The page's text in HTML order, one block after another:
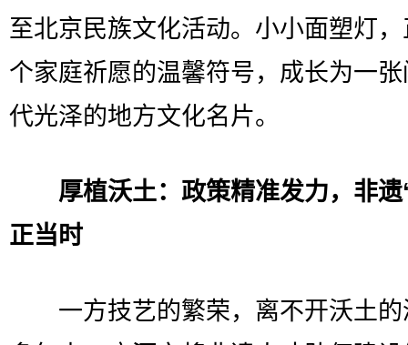
至北京民族文化活动。小小面塑灯
个家庭祈愿的温馨符号，成长为一
代光泽的地方文化名片。
厚植沃土：政策精准发力，非遗
正当时
一方技艺的繁荣，离不开沃土的